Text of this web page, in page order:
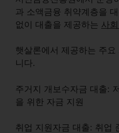
과 소액금융 취약계층을
없이 대출을 제공하는 사
햇살론에서 제공하는 주
니다.
주거지 개보수자금 대출:
을 위한 자금 지원
취업 지원자금 대출: 취업